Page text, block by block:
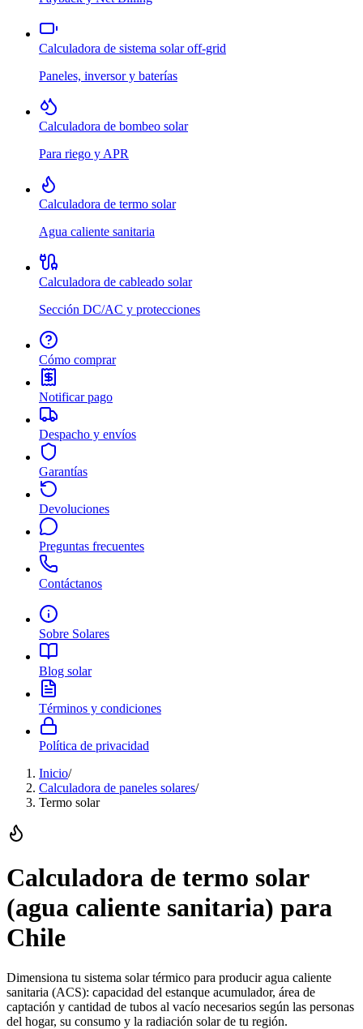
Calculadora de sistema solar off-grid
Paneles, inversor y baterías
Calculadora de bombeo solar
Para riego y APR
Calculadora de termo solar
Agua caliente sanitaria
Calculadora de cableado solar
Sección DC/AC y protecciones
Cómo comprar
Notificar pago
Despacho y envíos
Garantías
Devoluciones
Preguntas frecuentes
Contáctanos
Sobre Solares
Blog solar
Términos y condiciones
Política de privacidad
Inicio/
Calculadora de paneles solares/
Termo solar
Calculadora de termo solar
(agua caliente sanitaria) para
Chile
Dimensiona tu sistema solar térmico para producir agua caliente
sanitaria (ACS): capacidad del estanque acumulador, área de
captación y cantidad de tubos al vacío necesarios según las personas
del hogar, su consumo y la radiación solar de tu región.